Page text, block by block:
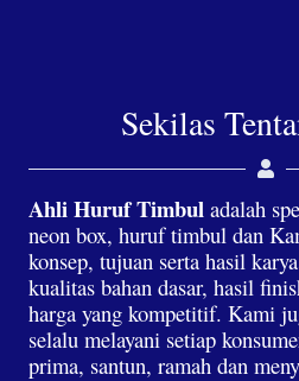
Sekilas
Ahli Huruf Timbul adalah
neon box, huruf timbul dan
konsep, tujuan serta hasil
kualitas bahan dasar, hasil
harga yang kompetitif. Kami
selalu melayani setiap
prima, santun, ramah dan